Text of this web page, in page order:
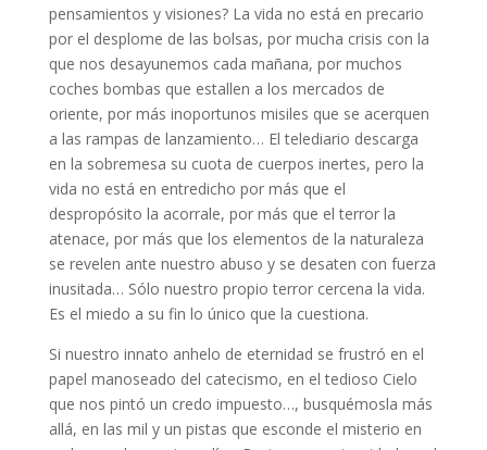
pensamientos y visiones? La vida no está en precario
por el desplome de las bolsas, por mucha crisis con la
que nos desayunemos cada mañana, por muchos
coches bombas que estallen a los mercados de
oriente, por más inoportunos misiles que se acerquen
a las rampas de lanzamiento… El telediario descarga
en la sobremesa su cuota de cuerpos inertes, pero la
vida no está en entredicho por más que el
despropósito la acorrale, por más que el terror la
atenace, por más que los elementos de la naturaleza
se revelen ante nuestro abuso y se desaten con fuerza
inusitada… Sólo nuestro propio terror cercena la vida.
Es el miedo a su fin lo único que la cuestiona.
Si nuestro innato anhelo de eternidad se frustró en el
papel manoseado del catecismo, en el tedioso Cielo
que nos pintó un credo impuesto…, busquémosla más
allá, en las mil y un pistas que esconde el misterio en